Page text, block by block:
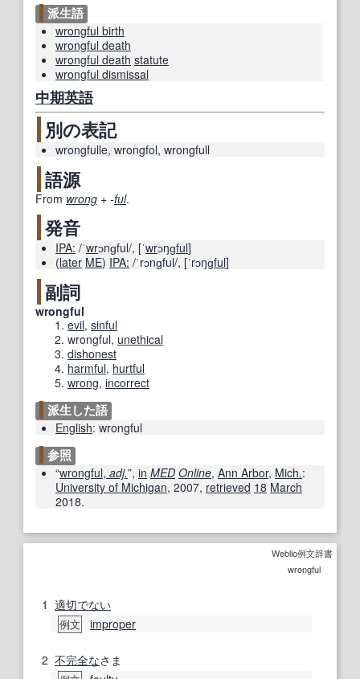
派生語
wrongful birth
wrongful death
wrongful death statute
wrongful dismissal
中期英語
別の表記
wrongfulle, wrongfol, wrongfull
語源
From wrong +‎ -ful.
発音
IPA: /ˈwrɔnɡful/, [ˈwrɔŋɡful]
(later ME) IPA: /ˈrɔnɡful/, [ˈrɔŋɡful]
副詞
wrongful
evil, sinful
wrongful, unethical
dishonest
harmful, hurtful
wrong, incorrect
派生した語
English: wrongful
参照
“wrongful, adj.”, in MED Online, Ann Arbor, Mich.:
University of Michigan, 2007, retrieved 18 March
2018.
Weblio例文辞書
wrongful
1 適切でない
例文 improper
2 不完全なさま